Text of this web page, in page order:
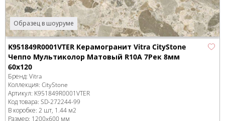
Образец в шоуруме
K951849R0001VTER Керамогранит Vitra CityStone
Чеппо Мультиколор Матовый R10A 7Рек 8мм
60x120
Бренд: Vitra
Коллекция: CityStone
Артикул: K951849R0001VTER
Код товара: SD-272244-99
В коробке: 2 шт, 1.44 м2
Размер: 1200x600 мм